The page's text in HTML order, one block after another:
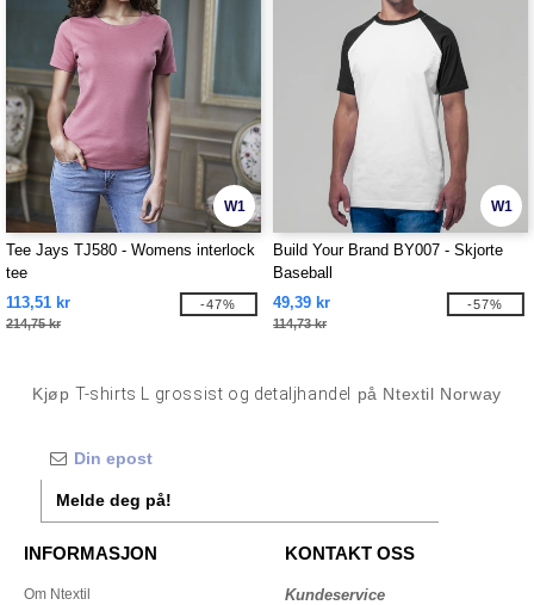
W1
Tee Jays TJ580 - Womens interlock
tee
113,51 kr
214,75 kr
-47%
W1
Build Your Brand BY007 - Skjorte
Baseball
49,39 kr
114,73 kr
-57%
KjøpT-shirts L grossist og detaljhandel på Ntextil Norway
Melde deg på!
INFORMASJON
Om Ntextil
KONTAKT OSS
Kundeservice